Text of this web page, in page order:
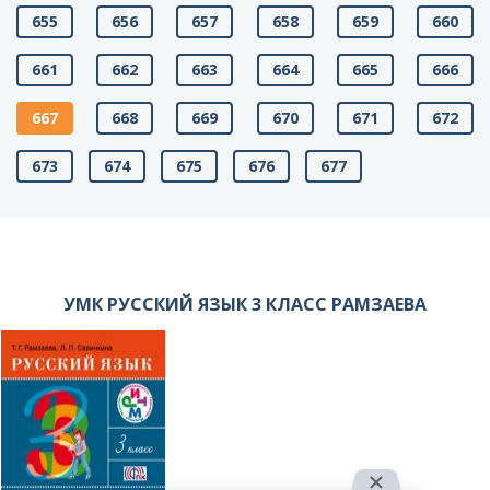
655 656 657 658 659 660
661 662 663 664 665 666
667 668 669 670 671 672
673 674 675 676 677
УМК РУССКИЙ ЯЗЫК 3 КЛАСС РАМЗАЕВА